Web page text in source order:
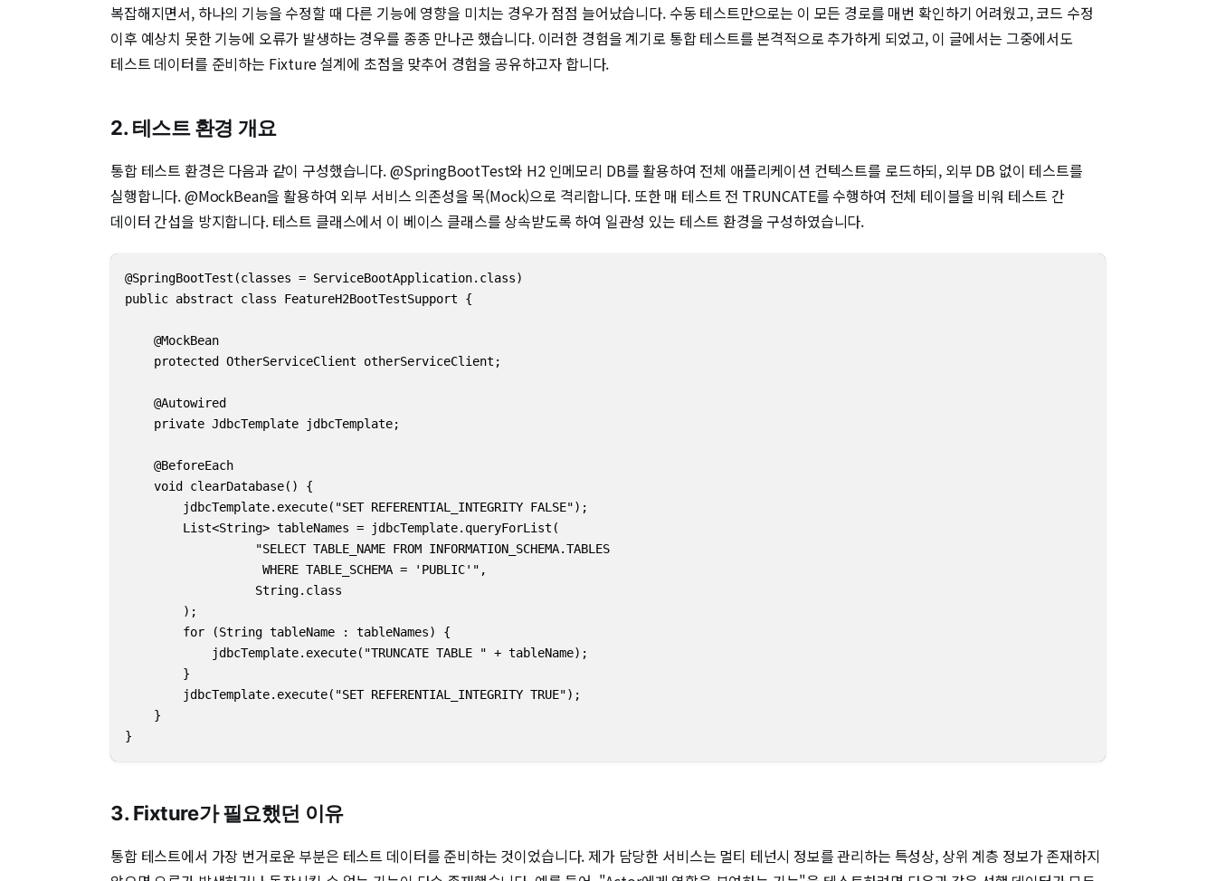
복잡해지면서, 하나의 기능을 수정할 때 다른 기능에 영향을 미치는 경우가 점점 늘어났습니다. 수동 테스트만으로는 이 모든 경로를 매번 확인하기 어려웠고, 코드 수정
이후 예상치 못한 기능에 오류가 발생하는 경우를 종종 만나곤 했습니다. 이러한 경험을 계기로 통합 테스트를 본격적으로 추가하게 되었고, 이 글에서는 그중에서도
테스트 데이터를 준비하는 Fixture 설계에 초점을 맞추어 경험을 공유하고자 합니다.
2. 테스트 환경 개요
통합 테스트 환경은 다음과 같이 구성했습니다. @SpringBootTest와 H2 인메모리 DB를 활용하여 전체 애플리케이션 컨텍스트를 로드하되, 외부 DB 없이 테스트를
실행합니다. @MockBean을 활용하여 외부 서비스 의존성을 목(Mock)으로 격리합니다. 또한 매 테스트 전 TRUNCATE를 수행하여 전체 테이블을 비워 테스트 간
데이터 간섭을 방지합니다. 테스트 클래스에서 이 베이스 클래스를 상속받도록 하여 일관성 있는 테스트 환경을 구성하였습니다.
@SpringBootTest(classes = ServiceBootApplication.class)
public abstract class FeatureH2BootTestSupport {
    @MockBean
    protected OtherServiceClient otherServiceClient;
    @Autowired
    private JdbcTemplate jdbcTemplate;
    @BeforeEach
    void clearDatabase() {
        jdbcTemplate.execute("SET REFERENTIAL_INTEGRITY FALSE");
        List<String> tableNames = jdbcTemplate.queryForList(
                  "SELECT TABLE_NAME FROM INFORMATION_SCHEMA.TABLES
                   WHERE TABLE_SCHEMA = 'PUBLIC'",
                  String.class
        );
        for (String tableName : tableNames) {
            jdbcTemplate.execute("TRUNCATE TABLE " + tableName);
        }
        jdbcTemplate.execute("SET REFERENTIAL_INTEGRITY TRUE");
    }
}
3. Fixture가 필요했던 이유
통합 테스트에서 가장 번거로운 부분은 테스트 데이터를 준비하는 것이었습니다. 제가 담당한 서비스는 멀티 테넌시 정보를 관리하는 특성상, 상위 계층 정보가 존재하지